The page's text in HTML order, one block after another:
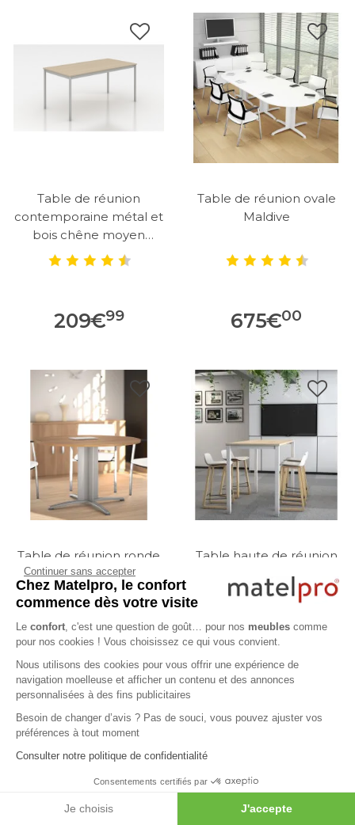
Table de réunion
contemporaine métal et
bois chêne moyen
Aurore
209€99
Table de réunion ovale
Maldive
675€00
Table de réunion ronde
Maldive
379€99
Table haute de réunion
429€99
Continuer sans accepter
Chez Matelpro, le confort
commence dès votre visite
Le confort, c'est une question de goût… pour nos meubles comme
pour nos cookies ! Vous choisissez ce qui vous convient.
Nous utilisons des cookies pour vous offrir une expérience de
navigation moelleuse et afficher un contenu et des annonces
personnalisées à des fins publicitaires
Besoin de changer d’avis ? Pas de souci, vous pouvez ajuster vos
préférences à tout moment
Consulter notre politique de confidentialité
Consentements certifiés par
Je choisis J'accepte